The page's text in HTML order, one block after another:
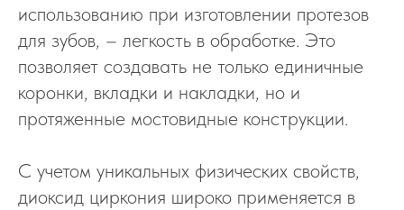
использованию при изготовлении протезов
для зубов, – легкость в обработке. Это
позволяет создавать не только единичные
коронки, вкладки и накладки, но и
протяженные мостовидные конструкции.
С учетом уникальных физических свойств,
диоксид циркония широко применяется в